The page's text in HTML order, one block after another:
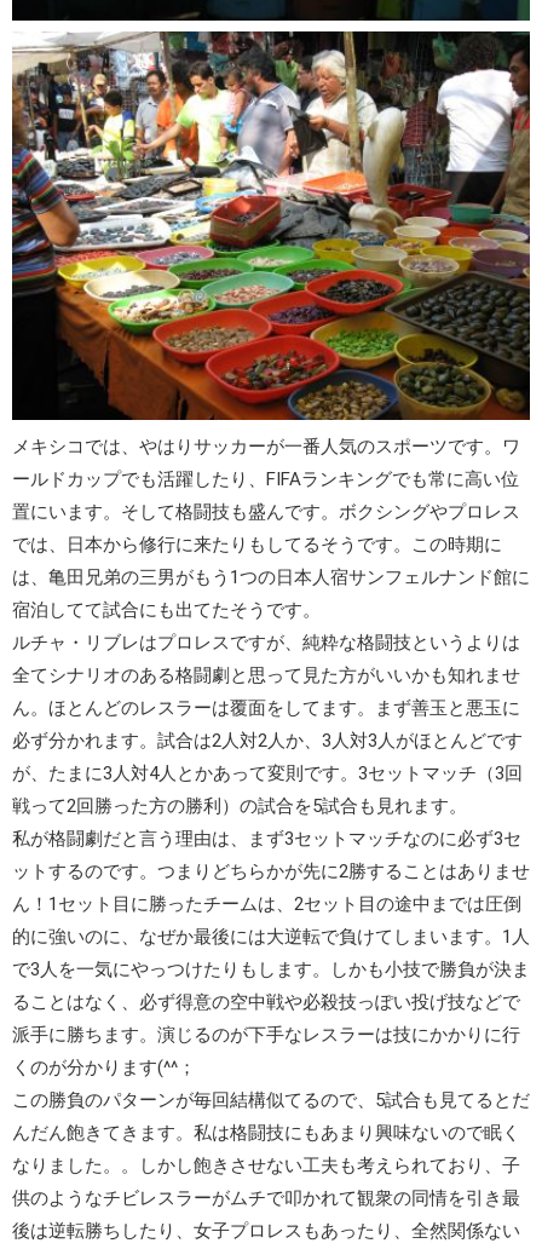
メキシコでは、やはりサッカーが一番人気のスポーツです。ワ
ールドカップでも活躍したり、FIFAランキングでも常に高い位
置にいます。そして格闘技も盛んです。ボクシングやプロレス
では、日本から修行に来たりもしてるそうです。この時期に
は、 亀田兄弟の三男がもう1つの日本人宿サンフェルナンド館に
宿泊してて試合にも出てたそうです。
ルチャ・リブレはプロレスですが、純粋な格闘技というよりは
全てシナリオのある格闘劇 と思って見た方がいいかも知れませ
ん。ほとんどのレスラーは覆面をしてます。まず善玉 と悪玉に
必ず分かれます。試合は2人対2人か、 3人対3人がほとんどです
が、たまに3人対4人 とかあって変則です。 3セットマッチ （3回
戦って2回勝った方の勝利）の試合を5試合 も見れます。
私が格闘劇だと言う理由は、まず3セットマッチなのに必ず3セ
ットするのです。つまりどちらかが先に2勝することはありませ
ん！1セット目に勝ったチームは、2セット目の途中までは圧倒
的に強いのに、なぜか最後には大逆転で負けてしまいます。1人
で3人を一気にやっつけたりもします。しかも小技で勝負が決ま
ることはなく、必ず得意の空中戦や必殺技っぽい投げ技などで
派手に勝ちます。演じるのが下手なレスラーは技にかかりに行
くのが分かります(^^；
この勝負のパターンが毎回結構似てるので、5試合も見てるとだ
んだん飽きてきます。私は格闘技にもあまり興味ないので眠く
なりました。。しかし飽きさせない工夫も考えられており、子
供のようなチビレスラーがムチで叩かれて観衆の同情を引き最
後は逆転勝ちしたり、女子プロレスもあったり、全然関係ない